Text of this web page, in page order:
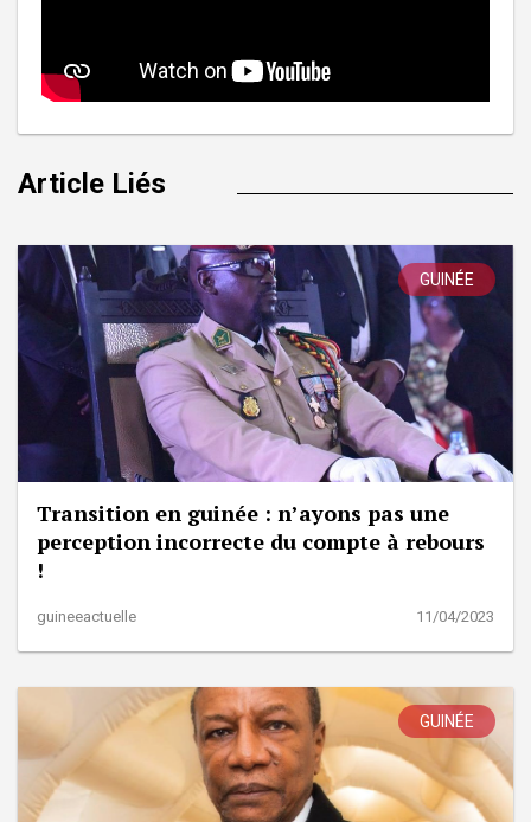
Article Liés
GUINÉE
Transition en guinée : n’ayons pas une
perception incorrecte du compte à rebours
!
guineeactuelle 11/04/2023
GUINÉE